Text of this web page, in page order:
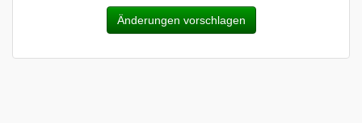
Änderungen vorschlagen